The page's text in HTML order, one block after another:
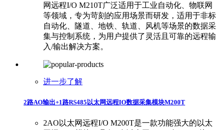
网远程I/O M210T广泛适用于工业自动化、物联网
等领域，专为苛刻的应用场景而研发，适用于非标
自动化、隧道、地铁、轨道、风机等场景的数据采
集与控制系统，为用户提供了灵活且可靠的远程输
入/输出解决方案。
进一步了解
2路AO输出+1路RS485以太网远程IO数据采集模块M200T
2AO以太网远程I/O M200T是一款功能强大的以太